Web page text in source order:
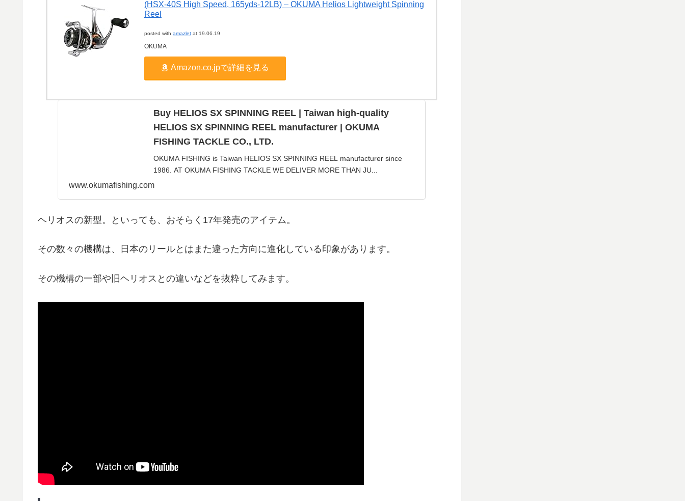
(HSX-40S High Speed, 165yds-12LB) – OKUMA Helios Lightweight Spinning
Reel
posted with amazlet at 19.06.19
OKUMA
Amazon.co.jpで詳細を見る
Buy HELIOS SX SPINNING REEL | Taiwan high-quality
HELIOS SX SPINNING REEL manufacturer | OKUMA
FISHING TACKLE CO., LTD.
OKUMA FISHING is Taiwan HELIOS SX SPINNING REEL manufacturer since
1986. AT OKUMA FISHING TACKLE WE DELIVER MORE THAN JU...
www.okumafishing.com
ヘリオスの新型。といっても、おそらく17年発売のアイテム。
その数々の機構は、日本のリールとはまた違った方向に進化している印象があります。
その機構の一部や旧ヘリオスとの違いなどを抜粋してみます。